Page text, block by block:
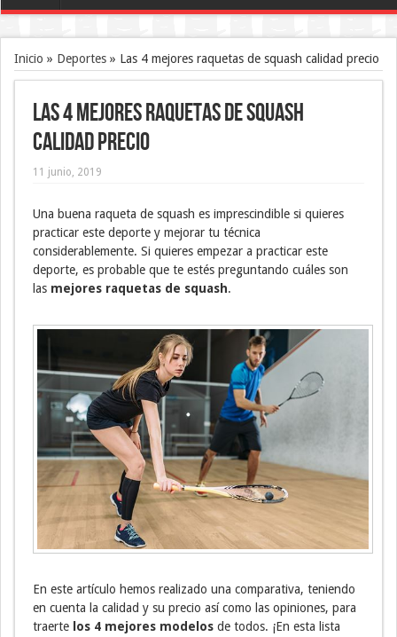
Inicio » Deportes » Las 4 mejores raquetas de squash calidad precio
Las 4 mejores raquetas de squash
calidad precio
11 junio, 2019
Una buena raqueta de squash es imprescindible si quieres
practicar este deporte y mejorar tu técnica
considerablemente. Si quieres empezar a practicar este
deporte, es probable que te estés preguntando cuáles son
las mejores raquetas de squash.
En este artículo hemos realizado una comparativa, teniendo
en cuenta la calidad y su precio así como las opiniones, para
traerte los 4 mejores modelos de todos. ¡En esta lista